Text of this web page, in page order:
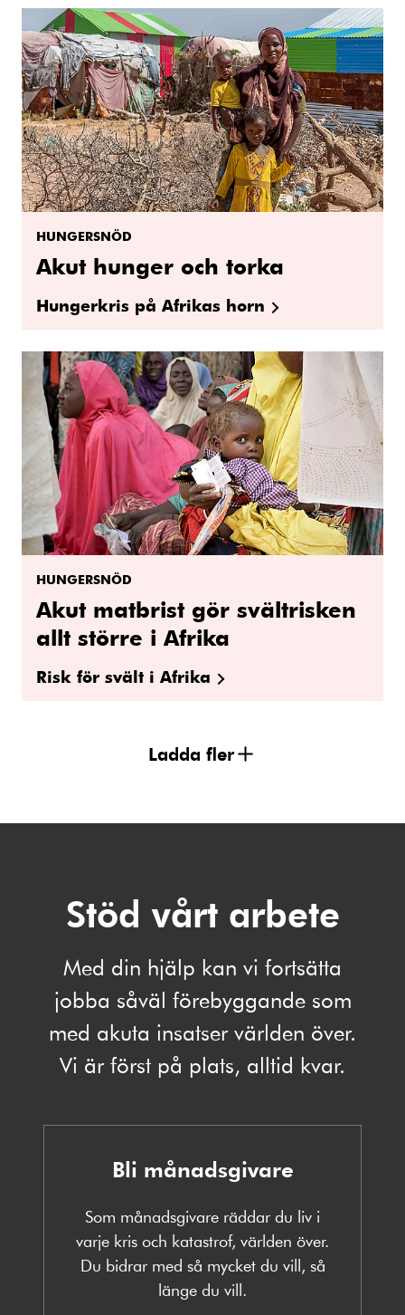
HUNGERSNÖD
Akut hunger och torka
Hungerkris på Afrikas horn
HUNGERSNÖD
Akut matbrist gör svältrisken
allt större i Afrika
Risk för svält i Afrika
Ladda fler
Stöd vårt arbete
Med din hjälp kan vi fortsätta
jobba såväl förebyggande som
med akuta insatser världen över.
Vi är först på plats, alltid kvar.
Bli månadsgivare
Som månadsgivare räddar du liv i
varje kris och katastrof, världen över.
Du bidrar med så mycket du vill, så
länge du vill.